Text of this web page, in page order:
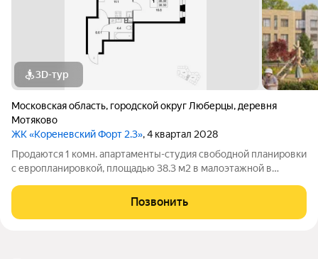
3D-тур
Московская область, городской округ Люберцы, деревня
Мотяково
ЖК «Кореневский Форт 2.3», 4 квартал 2028
Продаются 1 комн. апартаменты-студия свободной планировки
с европланировкой, площадью 38.3 м2 в малоэтажной в
покупки с использованием ипотечных средств, есть рассрочка,
возможна покупка с
Позвонить